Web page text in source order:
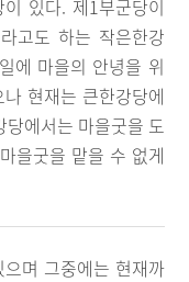
있다. 제1부군당이
고도 하는 작은한강
에 마을의 안녕을 위
현재는 큰한강당에
에서는 마을굿을 도
을굿을 맡을 수 없게
며 그중에는 현재까